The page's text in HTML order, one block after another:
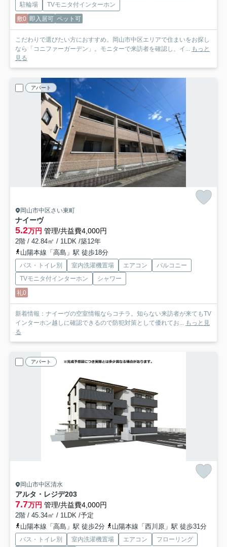
駐輪場
TVモニタ付インターホン
敷0 即入居可 ペット可
こだわりで選びたい方におすすめ。岡山市中区エリアで住まいをお探し
なら「コニファーガーデン」。モニターで来訪者を確認し、イ... もっと
見る
アパート
岡山市中区さい東町
ナイーヴ
5.2万円 管理/共益費4,000円
2階 / 42.84㎡ / 1LDK /築12年
山陽本線「高島」駅 徒歩18分
バス・トイレ別 室内洗濯機置場 エアコン
バルコニー
TVモニタ付インターホン
シャワー
礼0
新着情報：ナイーヴの空室情報ならコチラ。知らない来訪者が来てもTV
インターホン越しに確認できるので防犯対策として優れてお... もっと見
る
アパート
岡山市中区清水
アルタ・レジデ203
7.7万円 管理/共益費4,000円
2階 / 45.34㎡ / 1LDK /予定
山陽本線「高島」駅 徒歩2分
山陽本線「西川原」駅 徒歩31分
バス・トイレ別 室内洗濯機置場 エアコン フローリング